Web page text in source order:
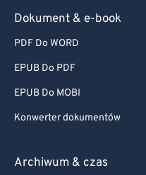
Dokument & e-book
PDF Do WORD
EPUB Do PDF
EPUB Do MOBI
Konwerter dokumentów
Archiwum & czas